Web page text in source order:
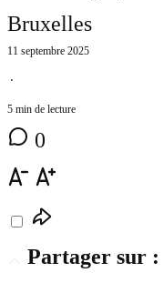
Bruxelles
11 septembre 2025
⋅
5 min de lecture
0
Partager sur :